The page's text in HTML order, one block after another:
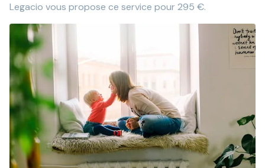
Legacio vous propose ce service pour 295 €.